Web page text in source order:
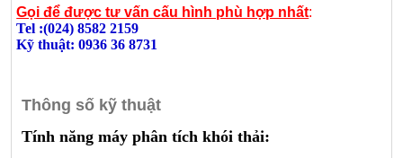
Gọi để được tư vấn cấu hình phù hợp nhất:
Tel :(024) 8582 2159
Kỹ thuật: 0936 36 8731
Thông số kỹ thuật
Tính năng máy phân tích khói thải: